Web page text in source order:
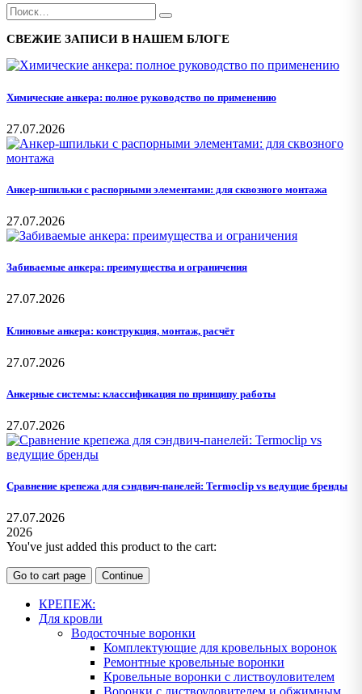
СВЕЖИЕ ЗАПИСИ В НАШЕМ БЛОГЕ
Химические анкера: полное руководство по применению
27.07.2026
Анкер-шпильки с распорными элементами: для сквозного монтажа
27.07.2026
Забиваемые анкера: преимущества и ограничения
27.07.2026
Клиновые анкера: конструкция, монтаж, расчёт
27.07.2026
Анкерные системы: классификация по принципу работы
27.07.2026
Сравнение крепежа для сэндвич-панелей: Termoclip vs ведущие бренды
27.07.2026
2026
You've just added this product to the cart:
Go to cart page Continue
КРЕПЕЖ:
Для кровли
Водосточные воронки
Комплектующие для кровельных воронок
Ремонтные кровельные воронки
Кровельные воронки с листвоуловителем